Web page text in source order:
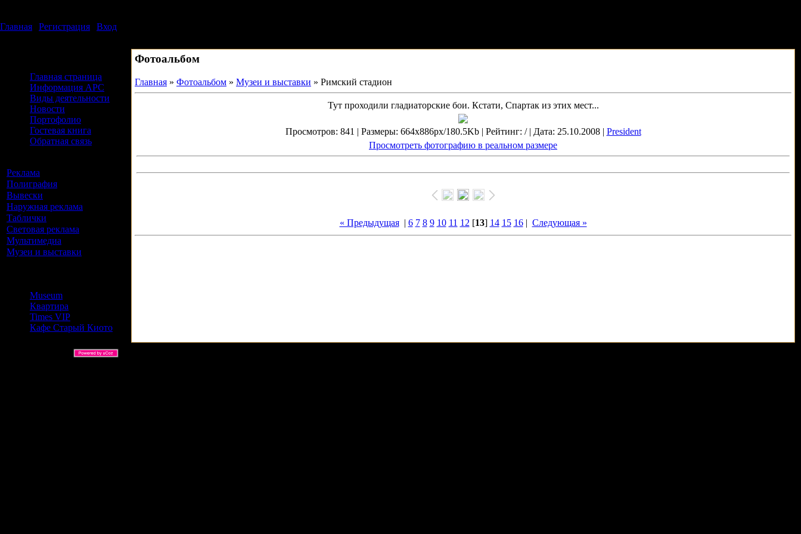
Главная
Регистрация
Вход
Главная страница
Информация АРС
Виды деятельности
Новости
Портофолио
Гостевая книга
Обратная связь
Реклама
Полиграфия
Вывески
Наружная реклама
Таблички
Световая реклама
Мультимедиа
Музеи и выставки
Museum
Квартира
Times VIP
Кафе Старый Киото
Фотоальбом
Главная » Фотоальбом » Музеи и выставки » Римский стадион
Тут проходили гладиаторские бои. Кстати, Спартак из этих мест...
Просмотров: 841 | Размеры: 664x886px/180.5Kb | Рейтинг: / | Дата: 25.10.2008 | President
Просмотреть фотографию в реальном размере
« Предыдущая| 6 7 8 9 10 11 12 [13] 14 15 16| Следующая »